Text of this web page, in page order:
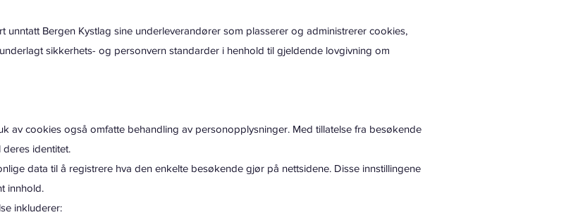
Bergen Kystlag sine underleverandører som plasserer og administrerer cookies,
sikkerhets- og personvern standarder i henhold til gjeldende lovgivning om
av cookies også omfatte behandling av personopplysninger. Med tillatelse fra besøkende
identitet.
data til å registrere hva den enkelte besøkende gjør på nettsidene. Disse innstillingene
innhold.
inkluderer: